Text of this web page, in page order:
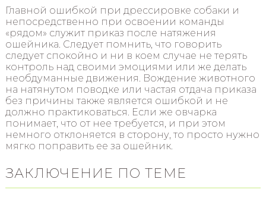
Главной ошибкой при дрессировке собаки и
непосредственно при освоении команды
«рядом» служит приказ после натяжения
ошейника. Следует помнить, что говорить
следует спокойно и ни в коем случае не терять
контроль над своими эмоциями или же делать
необдуманные движения. Вождение животного
на натянутом поводке или частая отдача приказа
без причины также является ошибкой и не
должно практиковаться. Если же овчарка
понимает, что от нее требуется, и при этом
немного отклоняется в сторону, то просто нужно
мягко поправить ее за ошейник.
ЗАКЛЮЧЕНИЕ ПО ТЕМЕ